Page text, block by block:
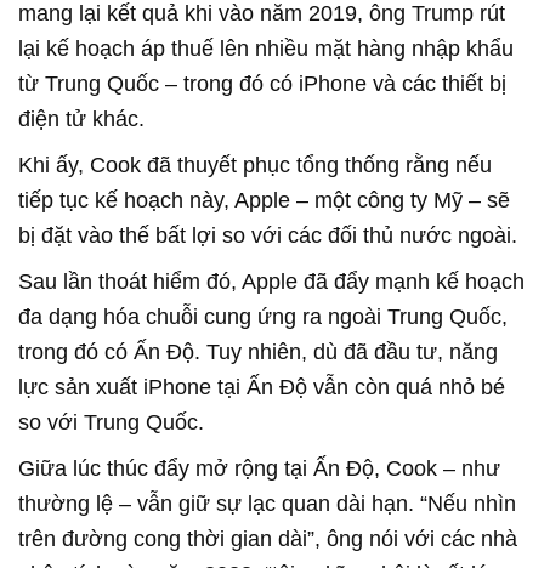
mang lại kết quả khi vào năm 2019, ông Trump rút
lại kế hoạch áp thuế lên nhiều mặt hàng nhập khẩu
từ Trung Quốc – trong đó có iPhone và các thiết bị
điện tử khác.
Khi ấy, Cook đã thuyết phục tổng thống rằng nếu
tiếp tục kế hoạch này, Apple – một công ty Mỹ – sẽ
bị đặt vào thế bất lợi so với các đối thủ nước ngoài.
Sau lần thoát hiểm đó, Apple đã đẩy mạnh kế hoạch
đa dạng hóa chuỗi cung ứng ra ngoài Trung Quốc,
trong đó có Ấn Độ. Tuy nhiên, dù đã đầu tư, năng
lực sản xuất iPhone tại Ấn Độ vẫn còn quá nhỏ bé
so với Trung Quốc.
Giữa lúc thúc đẩy mở rộng tại Ấn Độ, Cook – như
thường lệ – vẫn giữ sự lạc quan dài hạn. “Nếu nhìn
trên đường cong thời gian dài”, ông nói với các nhà